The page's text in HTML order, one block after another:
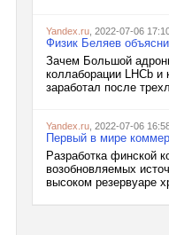
Yandex.ru , 2022-07-06
Физик Беляев
Зачем Большой
коллаборации LHCb
заработал после
Yandex.ru , 2022-07-06
Первый в мире
Разработка финской
возобновляемых
высоком резервуаре